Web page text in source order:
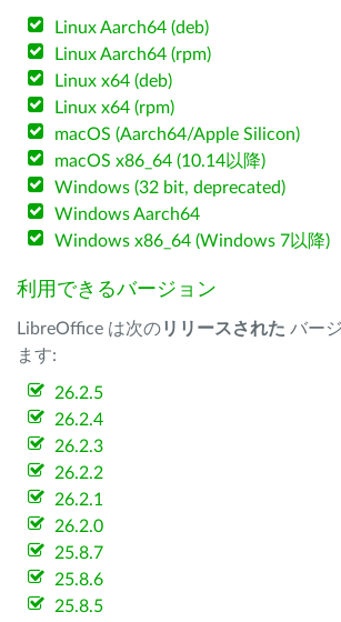
Linux Aarch64 (deb)
Linux Aarch64 (rpm)
Linux x64 (deb)
Linux x64 (rpm)
macOS (Aarch64/Apple Silicon)
macOS x86_64 (10.14以降)
Windows (32 bit, deprecated)
Windows Aarch64
Windows x86_64 (Windows 7以降)
利用できるバージョン
LibreOffice は次のリリースされた バー
ます:
26.2.5
26.2.4
26.2.3
26.2.2
26.2.1
26.2.0
25.8.7
25.8.6
25.8.5